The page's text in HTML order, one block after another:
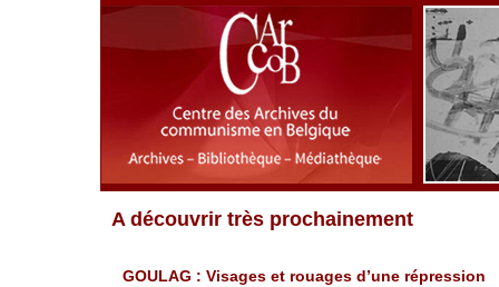
A découvrir très prochainement
GOULAG : Visages et rouages d’une répression